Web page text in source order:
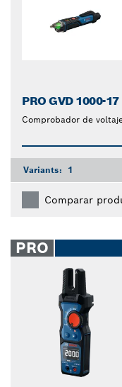
PRO GVD 1000-17
Comprobador de
Variants: 1
Comparar
PRO